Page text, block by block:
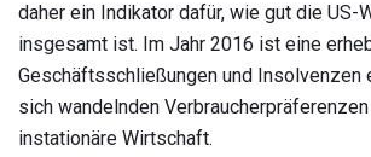
daher ein Indikator dafür, wie gut die US-
insgesamt ist. Im Jahr 2016 ist eine
Geschäftsschließungen und Insolvenzen
sich wandelnden
instationäre Wirtschaft.